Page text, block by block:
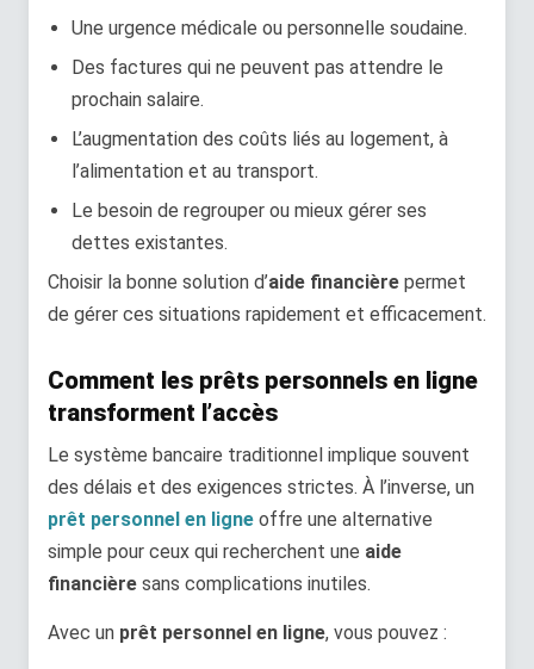
Une urgence médicale ou personnelle soudaine.
Des factures qui ne peuvent pas attendre le
prochain salaire.
L’augmentation des coûts liés au logement, à
l’alimentation et au transport.
Le besoin de regrouper ou mieux gérer ses
dettes existantes.
Choisir la bonne solution d’aide financière permet
de gérer ces situations rapidement et efficacement.
Comment les prêts personnels en ligne
transforment l’accès
Le système bancaire traditionnel implique souvent
des délais et des exigences strictes. À l’inverse, un
prêt personnel en ligne offre une alternative
simple pour ceux qui recherchent une aide
financière sans complications inutiles.
Avec un prêt personnel en ligne, vous pouvez :